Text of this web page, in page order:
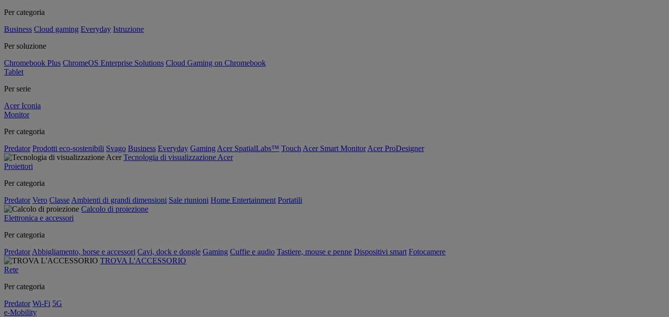
Per categoria
Business Cloud gaming Everyday Istruzione
Per soluzione
Chromebook Plus ChromeOS Enterprise Solutions Cloud Gaming on Chromebook
Tablet
Per serie
Acer Iconia
Monitor
Per categoria
Predator Prodotti eco-sostenibili Svago Business Everyday Gaming Acer SpatialLabs™ Touch Acer Smart Monitor Acer ProDesigner
Tecnologia di visualizzazione Acer
Proiettori
Per categoria
Predator Vero Classe Ambienti di grandi dimensioni Sale riunioni Home Entertainment Portatili
Calcolo di proiezione
Elettronica e accessori
Per categoria
Predator Abbigliamento, borse e accessori Cavi, dock e dongle Gaming Cuffie e audio Tastiere, mouse e penne Dispositivi smart Fotocamere
TROVA L'ACCESSORIO
Rete
Per categoria
Predator Wi-Fi 5G
e-Mobility